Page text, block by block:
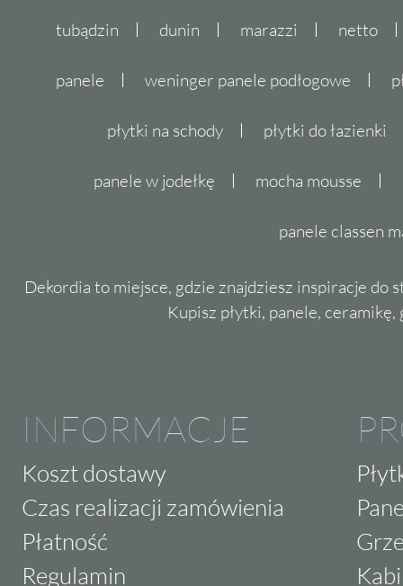
tubądzin dunin marazzi netto
panele weninger panele podłogowe
płytki na schody płytki do łazienki
panele w jodełkę mocha mousse
panele classen
Dekordia to miejsce, gdzie znajdziesz inspiracje do
Kupisz płytki, panele,
INFORMACJE
Koszt dostawy
Czas realizacji zamówienia
Płatność
Regulamin